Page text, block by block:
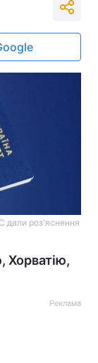
дали роз'яснення
Хорватію,
Реклама